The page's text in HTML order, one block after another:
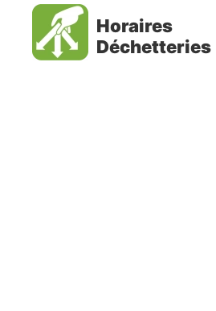
Horaires
Déchetteries